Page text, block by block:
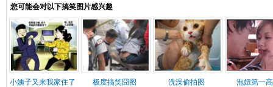
您可能会对以下搞笑图片感兴趣
小姨子又来我家住了 极度搞笑囧图 洗澡偷拍图 泡妞第一